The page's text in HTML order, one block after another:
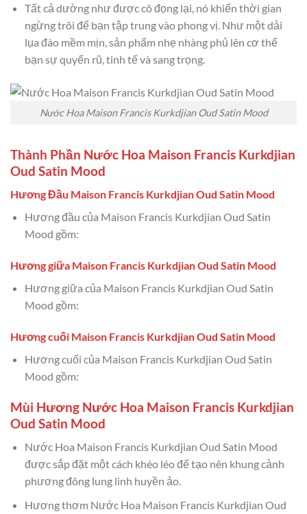
Tất cả dường như được cô đọng lại, nó khiến thời gian
ngừng trôi để bạn tập trung vào phong vị. Như một dải
lụa đào mềm mịn, sản phẩm nhẹ nhàng phủ lên cơ thể
bạn sự quyến rũ, tinh tế và sang trọng.
Nước Hoa Maison Francis Kurkdjian Oud Satin Mood
Thành Phần Nước Hoa Maison Francis Kurkdjian
Oud Satin Mood
Hương Đầu Maison Francis Kurkdjian Oud Satin Mood
Hương đầu của Maison Francis Kurkdjian Oud Satin
Mood gồm:
Hương giữa Maison Francis Kurkdjian Oud Satin Mood
Hương giữa của Maison Francis Kurkdjian Oud Satin
Mood gồm:
Hương cuối Maison Francis Kurkdjian Oud Satin Mood
Hương cuối của Maison Francis Kurkdjian Oud Satin
Mood gồm:
Mùi Hương Nước Hoa Maison Francis Kurkdjian
Oud Satin Mood
Nước Hoa Maison Francis Kurkdjian Oud Satin Mood
được sắp đặt một cách khéo léo để tạo nên khung cảnh
phương đông lung linh huyền ảo.
Hương thơm Nước Hoa Maison Francis Kurkdjian Oud